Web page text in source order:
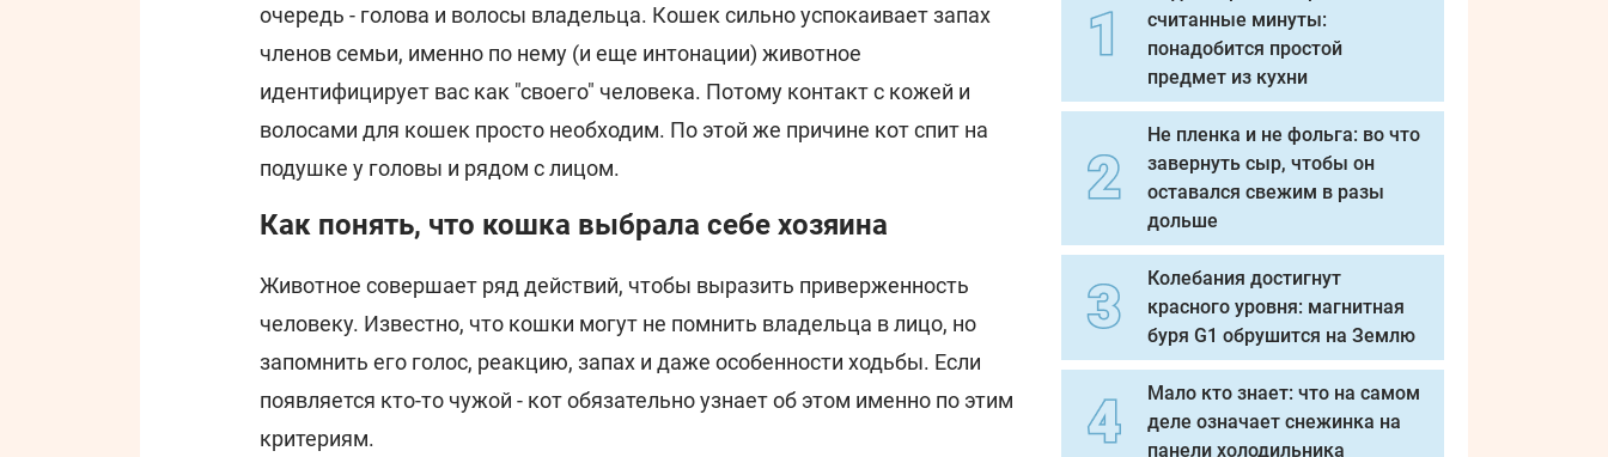
очередь - голова и волосы владельца. Кошек сильно успокаивает запах
членов семьи, именно по нему (и еще интонации) животное
идентифицирует вас как "своего" человека. Потому контакт с кожей и
волосами для кошек просто необходим. По этой же причине кот спит на
подушке у головы и рядом с лицом.
Как понять, что кошка выбрала себе хозяина
Животное совершает ряд действий, чтобы выразить приверженность
человеку. Известно, что кошки могут не помнить владельца в лицо, но
запомнить его голос, реакцию, запах и даже особенности ходьбы. Если
появляется кто-то чужой - кот обязательно узнает об этом именно по этим
критериям.
считанные минуты:
понадобится простой
предмет из кухни
Не пленка и не фольга: во что
завернуть сыр, чтобы он
оставался свежим в разы
дольше
Колебания достигнут
красного уровня: магнитная
буря G1 обрушится на Землю
Мало кто знает: что на самом
деле означает снежинка на
панели холодильника